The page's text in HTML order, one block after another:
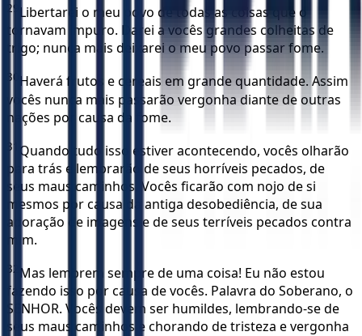
29 Libertarei o meu povo de todas as coisas que o
tornavam impuro. Darei a vocês grandes colheitas de
trigo; nunca mais deixarei o meu povo passar fome.
30 Haverá frutos e cereais em grande quantidade. Assim
vocês nunca mais passarão vergonha diante de outras
nações por causa da fome.
31
Quando tudo isso estiver acontecendo, vocês olharão
para trás e lembrarão de seus horríveis pecados, de
seus maus caminhos. Vocês ficarão com nojo de si
mesmos por causa da antiga desobediência, de sua
adoração de imagens e de seus terríveis pecados contra
mim.
32 Mas lembrem sempre de uma coisa! Eu não estou
fazendo isso por causa de vocês. Palavra do Soberano, o
SENHOR. Vocês devem ser humildes, lembrando-se de
seus maus caminhos e chorando de tristeza e vergonha